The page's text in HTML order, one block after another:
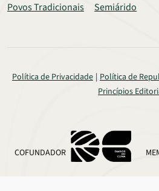
Povos Tradicionais
Semiárido
Política de Privacidade Política de
Princípios
COFUNDADOR